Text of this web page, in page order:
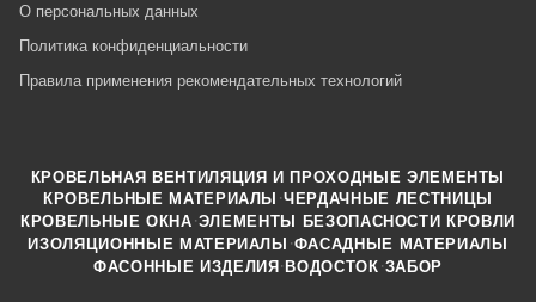
О персональных данных
Политика конфиденциальности
Правила применения рекомендательных технологий
КРОВЕЛЬНАЯ ВЕНТИЛЯЦИЯ И ПРОХОДНЫЕ ЭЛЕМЕНТЫ
КРОВЕЛЬНЫЕ МАТЕРИАЛЫ ·ЧЕРДАЧНЫЕ ЛЕСТНИЦЫ
КРОВЕЛЬНЫЕ ОКНА ·ЭЛЕМЕНТЫ БЕЗОПАСНОСТИ КРОВЛИ
ИЗОЛЯЦИОННЫЕ МАТЕРИАЛЫ ·ФАСАДНЫЕ МАТЕРИАЛЫ
ФАСОННЫЕ ИЗДЕЛИЯ ·ВОДОСТОК ·ЗАБОР